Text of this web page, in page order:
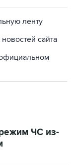
ленту
сайта
ЧС из-